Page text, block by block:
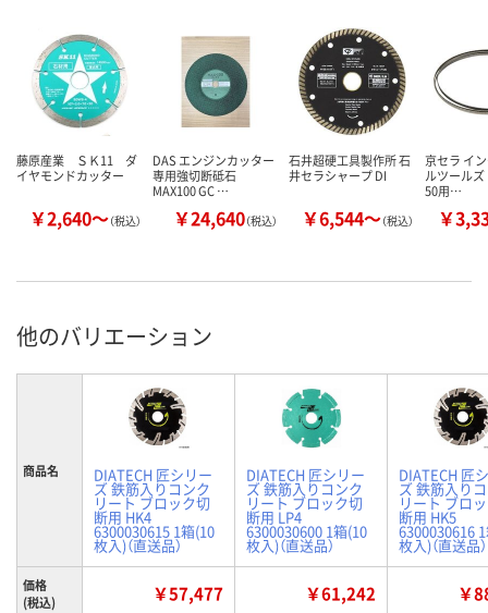
藤原産業 ＳＫ11 ダ
イヤモンドカッター
￥2,640～（税込）
DAS エンジンカッター
専用強切断砥石
MAX100 GC …
￥24,640（税込）
石井超硬工具製作所 石
井セラシャープ DI
￥6,544～（税込）
京セラ イ
ルツールズ
50用…
￥
他のバリエーション
商品名 DIATECH 匠シリー
ズ 鉄筋入りコンク
リート ブロック切
断用 HK4
6300030615 1箱(10
枚入)（直送品）
DIATECH 匠シリー
ズ 鉄筋入りコンク
リート ブロック切
断用 LP4
6300030600 1箱(10
枚入)（直送品）
DIATECH 匠
ズ 鉄筋入り
リート ブロ
断用 HK5
6300030616
枚入)（直送品）
価格
(税込)
￥57,477 ￥61,242 ￥